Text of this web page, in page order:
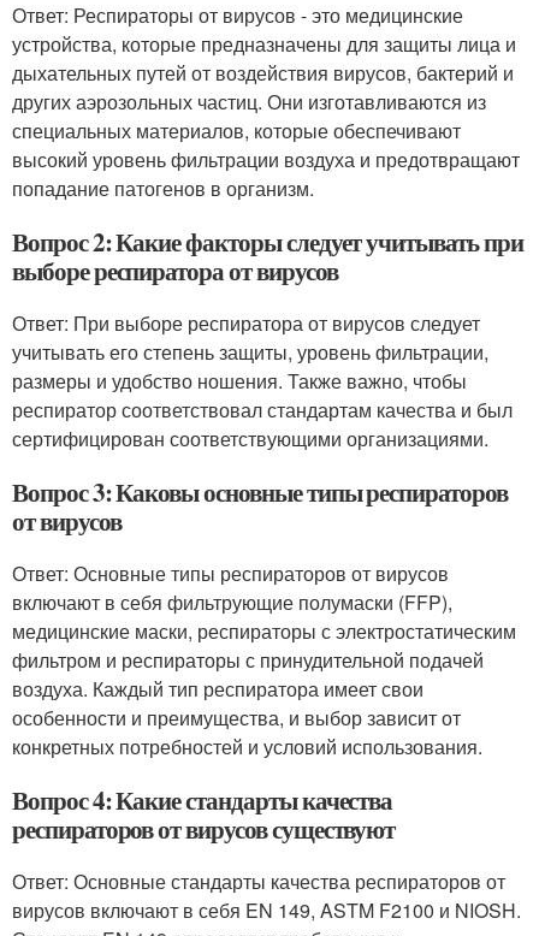
Ответ: Респираторы от вирусов - это медицинские
устройства, которые предназначены для защиты лица и
дыхательных путей от воздействия вирусов, бактерий и
других аэрозольных частиц. Они изготавливаются из
специальных материалов, которые обеспечивают
высокий уровень фильтрации воздуха и предотвращают
попадание патогенов в организм.
Вопрос 2: Какие факторы следует учитывать при
выборе респиратора от вирусов
Ответ: При выборе респиратора от вирусов следует
учитывать его степень защиты, уровень фильтрации,
размеры и удобство ношения. Также важно, чтобы
респиратор соответствовал стандартам качества и был
сертифицирован соответствующими организациями.
Вопрос 3: Каковы основные типы респираторов
от вирусов
Ответ: Основные типы респираторов от вирусов
включают в себя фильтрующие полумаски (FFP),
медицинские маски, респираторы с электростатическим
фильтром и респираторы с принудительной подачей
воздуха. Каждый тип респиратора имеет свои
особенности и преимущества, и выбор зависит от
конкретных потребностей и условий использования.
Вопрос 4: Какие стандарты качества
респираторов от вирусов существуют
Ответ: Основные стандарты качества респираторов от
вирусов включают в себя EN 149, ASTM F2100 и NIOSH.